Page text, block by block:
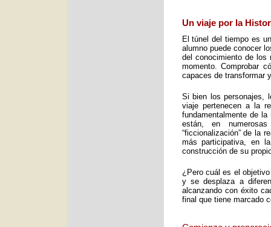
Un viaje por la
El túnel del tiempo es
alumno puede conocer
del conocimiento de
momento. Comprobar
capaces de transformar
Si bien los personajes,
viaje pertenecen a la
fundamentalmente de
están, en
“ficcionalización” de la
más participativa, en
construcción de su
¿Pero cuál es el
y se desplaza a
alcanzando con éxito
final que tiene marcado